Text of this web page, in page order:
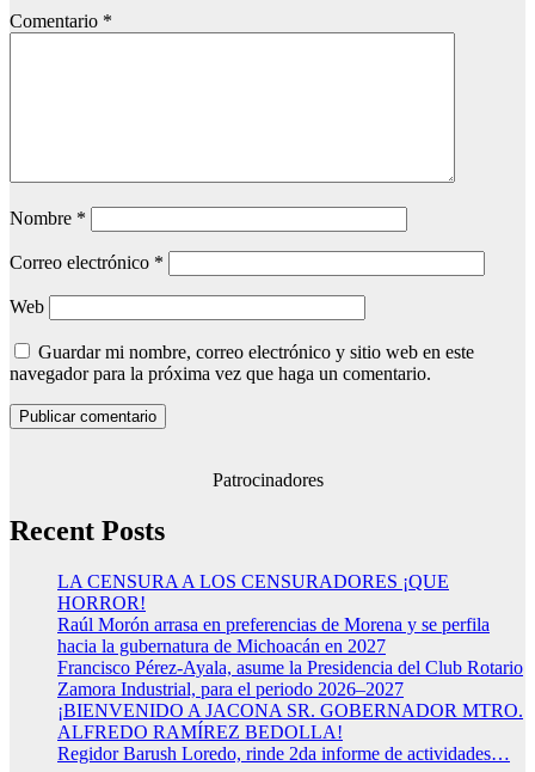
Comentario *
Nombre *
Correo electrónico *
Web
Guardar mi nombre, correo electrónico y sitio web en este
navegador para la próxima vez que haga un comentario.
Patrocinadores
Recent Posts
LA CENSURA A LOS CENSURADORES ¡QUE
HORROR!
Raúl Morón arrasa en preferencias de Morena y se perfila
hacia la gubernatura de Michoacán en 2027
Francisco Pérez-Ayala, asume la Presidencia del Club Rotario
Zamora Industrial, para el periodo 2026–2027
¡BIENVENIDO A JACONA SR. GOBERNADOR MTRO.
ALFREDO RAMÍREZ BEDOLLA!
Regidor Barush Loredo, rinde 2da informe de actividades…